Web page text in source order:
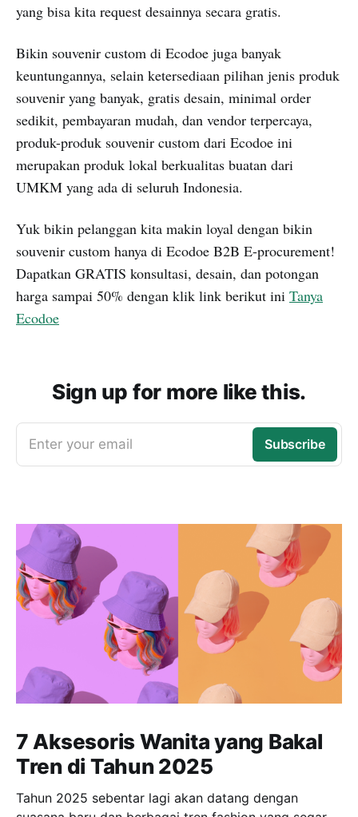
yang bisa kita request desainnya secara gratis.
Bikin souvenir custom di Ecodoe juga banyak
keuntungannya, selain ketersediaan pilihan jenis produk
souvenir yang banyak, gratis desain, minimal order
sedikit, pembayaran mudah, dan vendor terpercaya,
produk-produk souvenir custom dari Ecodoe ini
merupakan produk lokal berkualitas buatan dari
UMKM yang ada di seluruh Indonesia.
Yuk bikin pelanggan kita makin loyal dengan bikin
souvenir custom hanya di Ecodoe B2B E-procurement!
Dapatkan GRATIS konsultasi, desain, dan potongan
harga sampai 50% dengan klik link berikut ini Tanya
Ecodoe
Sign up for more like this.
Enter your email Subscribe
7 Aksesoris Wanita yang Bakal
Tren di Tahun 2025
Tahun 2025 sebentar lagi akan datang dengan